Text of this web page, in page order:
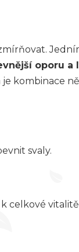
oporu a
kombinace
svaly.
celkové